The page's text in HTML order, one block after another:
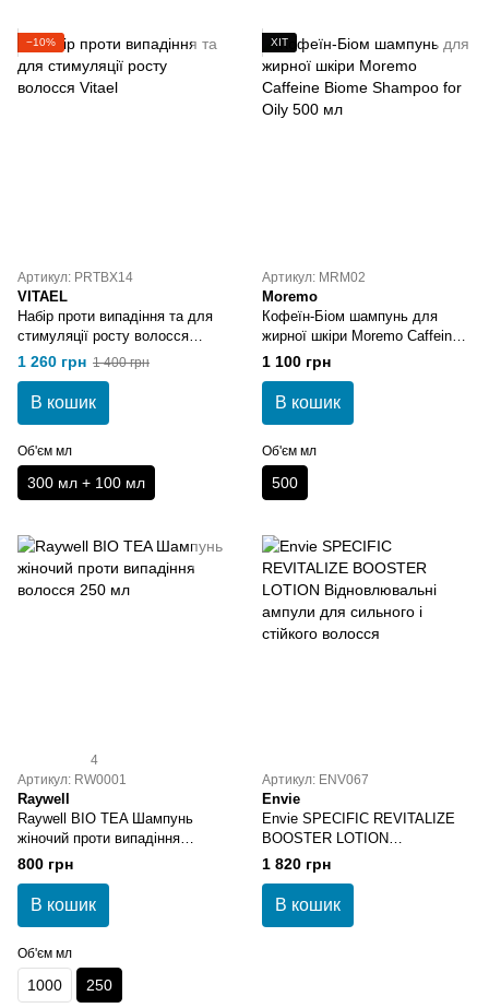
−10%
Артикул: PRTBX14
VITAEL
Набір проти випадіння та для
стимуляції росту волосся
Vitael
1 260 грн 1 400 грн
В кошик
Об'єм мл
300 мл + 100 мл
ХІТ
Артикул: MRM02
Moremo
Кофеїн-Біом шампунь для
жирної шкіри Moremo Caffeine
Biome Shampoo for Oily 500 мл
1 100 грн
В кошик
Об'єм мл
500
4
Артикул: RW0001
Raywell
Raywell BIO TEA Шампунь
жіночий проти випадіння
волосся 250 мл
800 грн
В кошик
Об'єм мл
1000 250
Артикул: ENV067
Envie
Envie SPECIFIC REVITALIZE
BOOSTER LOTION
Відновлювальні ампули для
сильного і стійкого волосся
1 820 грн
В кошик